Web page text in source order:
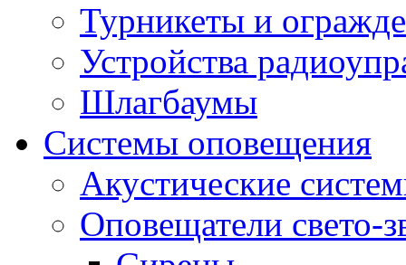
Турникеты и
Устройства
Шлагбаумы
Системы оповещения
Акустические
Оповещатели свето-